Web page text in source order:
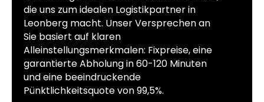
die uns zum idealen Logistikpartner in
Leonberg macht. Unser Versprechen an
Sie basiert auf klaren
Alleinstellungsmerkmalen: Fixpreise, eine
garantierte Abholung in 60-120 Minuten
und eine beeindruckende
Pünktlichkeitsquote von 99,5%.